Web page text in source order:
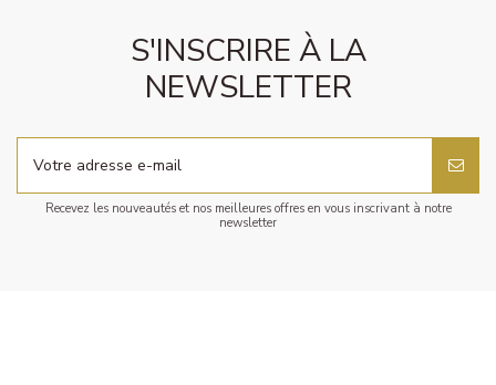
S'INSCRIRE À LA
NEWSLETTER
Recevez les nouveautés et nos meilleures offres en vous inscrivant à notre
newsletter